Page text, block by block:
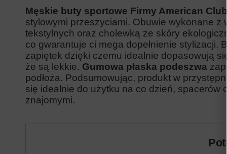
Męskie buty sportowe Firmy American Club
stylowymi przeszyciami. Obuwie wykonane z
tekstylnych oraz cholewką ze skóry
co gwarantuje ci mega dopełnienie stylizacji.
zapiętek dzięki czemu idealnie dopasowują
że są lekkie. Gumowa płaska podeszwa
podłoża. Podsumowując, produkt w
się idealnie do użytku na co dzień, spacerów
znajomymi.